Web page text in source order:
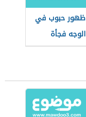
ظهور حبوب في
الوجه فجأة